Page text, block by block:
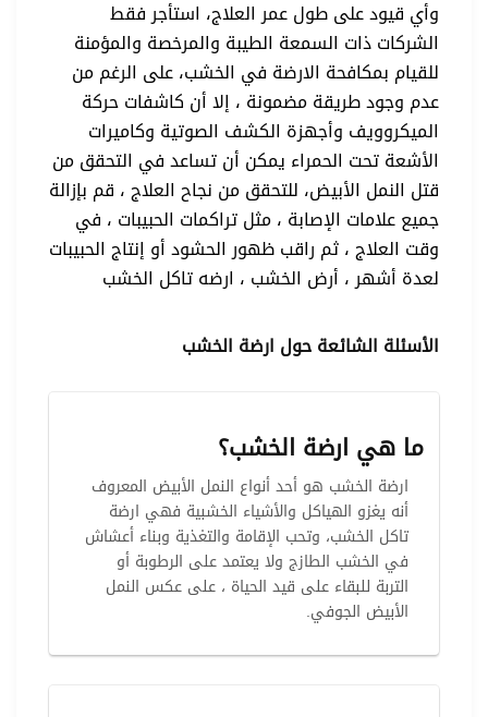
وأي قيود على طول عمر العلاج، استأجر فقط
الشركات ذات السمعة الطيبة والمرخصة والمؤمنة
للقيام بمكافحة الارضة في الخشب، على الرغم من
عدم وجود طريقة مضمونة ، إلا أن كاشفات حركة
الميكروويف وأجهزة الكشف الصوتية وكاميرات
الأشعة تحت الحمراء يمكن أن تساعد في التحقق من
قتل النمل الأبيض، للتحقق من نجاح العلاج ، قم بإزالة
جميع علامات الإصابة ، مثل تراكمات الحبيبات ، في
وقت العلاج ، ثم راقب ظهور الحشود أو إنتاج الحبيبات
لعدة أشهر ، أرض الخشب ، ارضه تاكل الخشب
الأسئلة الشائعة حول ارضة الخشب
ما هي ارضة الخشب؟
ارضة الخشب هو أحد أنواع النمل الأبيض المعروف
أنه يغزو الهياكل والأشياء الخشبية فهي ارضة
تاكل الخشب، وتحب الإقامة والتغذية وبناء أعشاش
في الخشب الطازج ولا يعتمد على الرطوبة أو
التربة للبقاء على قيد الحياة ، على عكس النمل
الأبيض الجوفي.